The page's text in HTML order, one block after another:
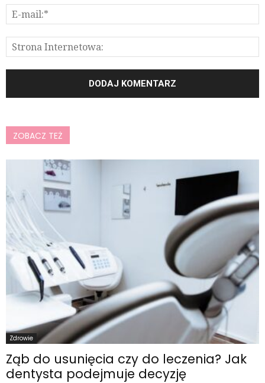
ZOBACZ TEŻ
Zdrowie
Ząb do usunięcia czy do leczenia? Jak
dentysta podejmuje decyzję